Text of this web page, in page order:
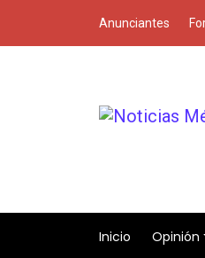
Anunciantes
Inicio Opinión